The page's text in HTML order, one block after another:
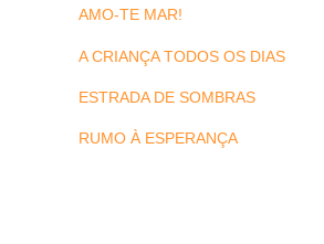
AMO-TE MAR!
A CRIANÇA TODOS OS DIAS
ESTRADA DE SOMBRAS
RUMO À ESPERANÇA